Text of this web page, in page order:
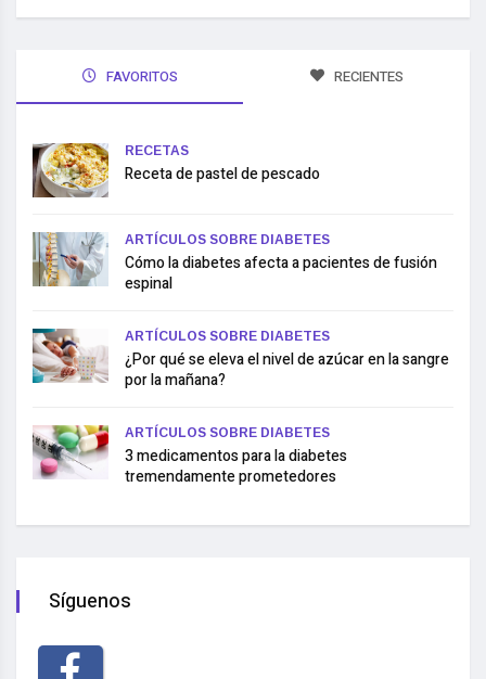
FAVORITOS RECIENTES
RECETAS
Receta de pastel de pescado
ARTÍCULOS SOBRE DIABETES
Cómo la diabetes afecta a pacientes de fusión
espinal
ARTÍCULOS SOBRE DIABETES
¿Por qué se eleva el nivel de azúcar en la sangre
por la mañana?
ARTÍCULOS SOBRE DIABETES
3 medicamentos para la diabetes
tremendamente prometedores
Síguenos